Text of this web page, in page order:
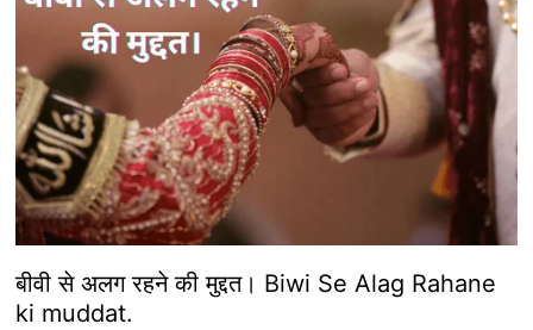
बीवी से अलग रहने की मुद्दत। Biwi Se Alag Rahane
ki muddat.